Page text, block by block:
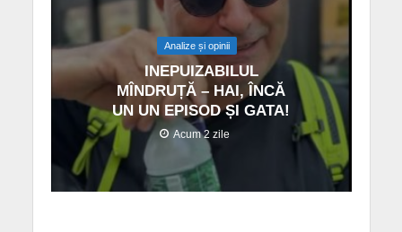
Analize și opinii
INEPUIZABILUL
MÎNDRUȚĂ – HAI, ÎNCĂ
UN UN EPISOD ȘI GATA!
Acum 2 zile